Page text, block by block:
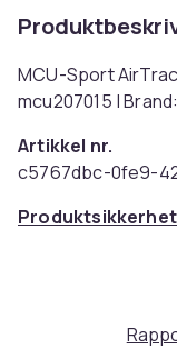
MCU-Sport
mcu207015 |
Artikkel nr.
c5767dbc-0fe9-